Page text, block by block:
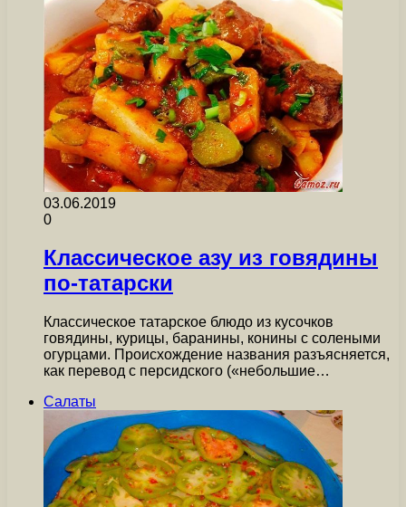
03.06.2019
0
Классическое азу из говядины
по-татарски
Классическое татарское блюдо из кусочков
говядины, курицы, баранины, конины с солеными
огурцами. Происхождение названия разъясняется,
как перевод с персидского («небольшие…
Салаты